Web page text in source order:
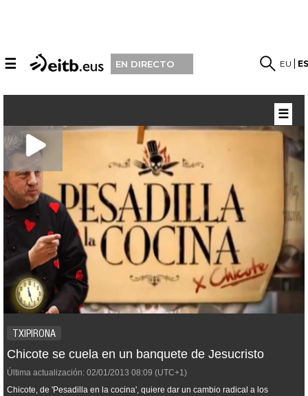
☰ EN DIRECTO EU
TXIPIRONA
Chicote se cuela en un banquete de Jesucristo
Última actualización: 02/01/2013 08:09 (UTC+1)
Chicote, de 'Pesadilla en la cocina', quiere dar un cambio radical a los
☰